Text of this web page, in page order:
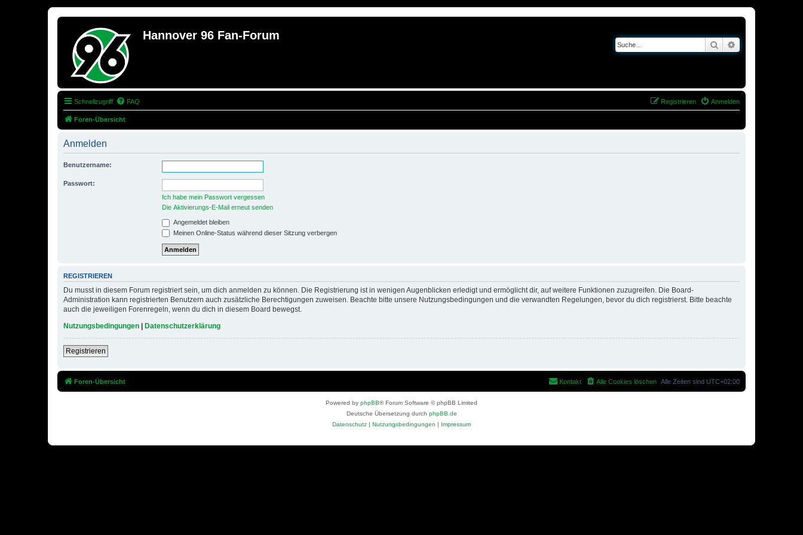
Hannover 96 Fan-Forum
Suche
Schnellzugriff FAQ Anmelden
Registrieren
Foren-Übersicht
Anmelden
Benutzername:
Passwort:
Ich habe mein Passwort vergessen
Die Aktivierungs-E-Mail erneut senden
Angemeldet bleiben
Meinen Online-Status während dieser Sitzung verbergen
REGISTRIEREN
Du musst in diesem Forum registriert sein, um dich anmelden zu können. Die Registrierung ist in wenigen Augenblicken erledigt und ermöglicht dir, auf weitere Funktionen zuzugreifen. Die Board-
Administration kann registrierten Benutzern auch zusätzliche Berechtigungen zuweisen. Beachte bitte unsere Nutzungsbedingungen und die verwandten Regelungen, bevor du dich registrierst. Bitte beachte
auch die jeweiligen Forenregeln, wenn du dich in diesem Board bewegst.
Nutzungsbedingungen | Datenschutzerklärung
Registrieren
Foren-Übersicht Alle Zeiten sind UTC+02:00
Alle Cookies löschen
Kontakt
Powered by phpBB® Forum Software © phpBB Limited
Deutsche Übersetzung durch phpBB.de
Datenschutz | Nutzungsbedingungen | Impressum